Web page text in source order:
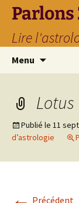
Lire
Menu
Lotus
Publié le 11
d’astrologie
Précédent